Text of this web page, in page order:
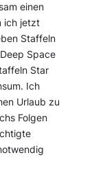
einen
ich jetzt
Staffeln
Space
Star
Ich
Urlaub zu
Folgen